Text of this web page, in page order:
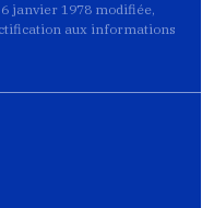
janvier 1978 modifiée,
aux informations